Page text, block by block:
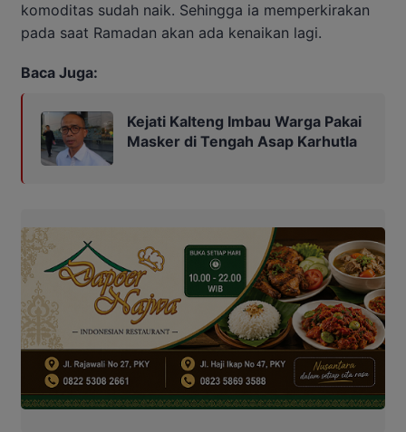
komoditas sudah naik. Sehingga ia memperkirakan
pada saat Ramadan akan ada kenaikan lagi.
Baca Juga:
Kejati Kalteng Imbau Warga Pakai
Masker di Tengah Asap Karhutla